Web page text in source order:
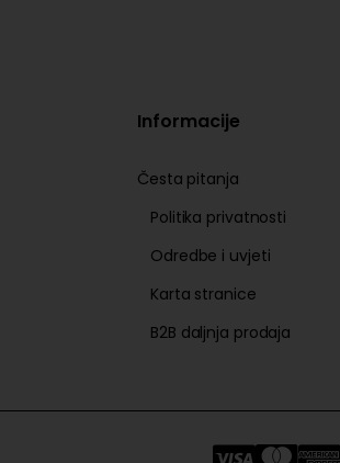
Informacije
Česta pitanja
Politika privatnosti
Odredbe i uvjeti
Karta stranice
B2B daljnja prodaja